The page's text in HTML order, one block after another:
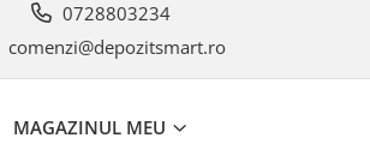
0728803234
comenzi@depozitsmart.ro
MAGAZINUL MEU